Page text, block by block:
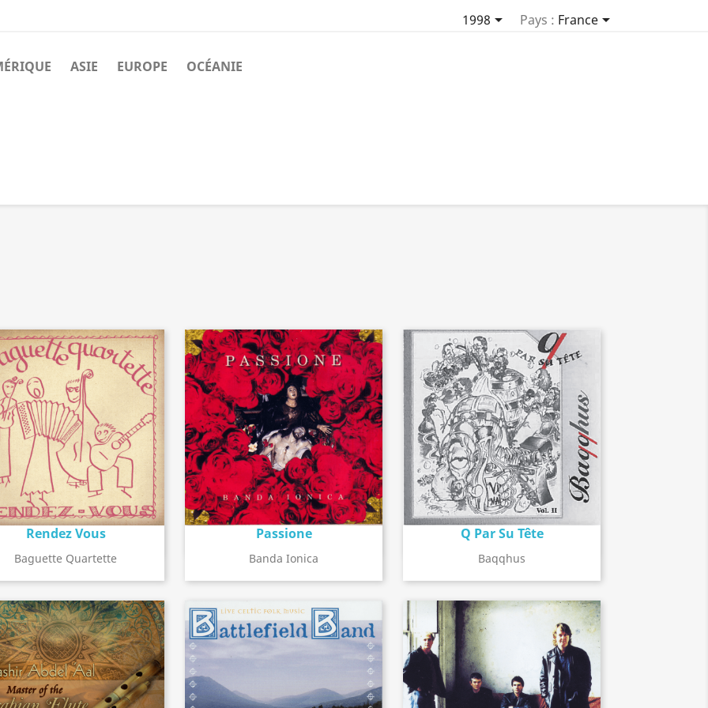
1998 Pays : France
ASIE EUROPE OCÉANIE
Rendez Vous
Baguette Quartette
Détail de l'album Passione
Banda Ionica
Détail de l'album Q Par Su Tête
Baqqhus
Détail de l'album